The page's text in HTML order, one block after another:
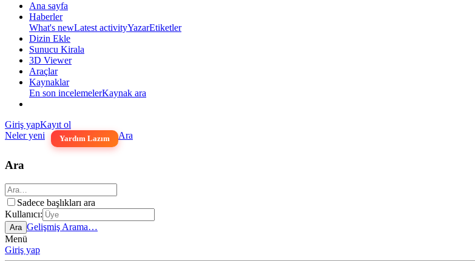
Ana sayfa
Haberler
What's newLatest activityYazarEtiketler
Dizin Ekle
Sunucu Kirala
3D Viewer
Araçlar
Kaynaklar
En son incelemelerKaynak ara
Giriş yapKayıt ol
Neler yeni
Yardım Lazım Ara
Ara
Sadece başlıkları ara
Kullanıcı:
Ara Gelişmiş Arama…
Menü
Giriş yap